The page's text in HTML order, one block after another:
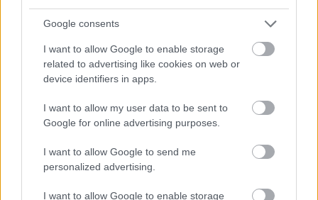
Google consents
I want to allow Google to enable storage
related to advertising like cookies on web or
device identifiers in apps.
I want to allow my user data to be sent to
Google for online advertising purposes.
I want to allow Google to send me
personalized advertising.
I want to allow Google to enable storage
giphy
Nicki Minaj és Lauryn Hill